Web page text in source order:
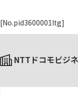
[No.pid3600001ltg]
NTTドコモビジ